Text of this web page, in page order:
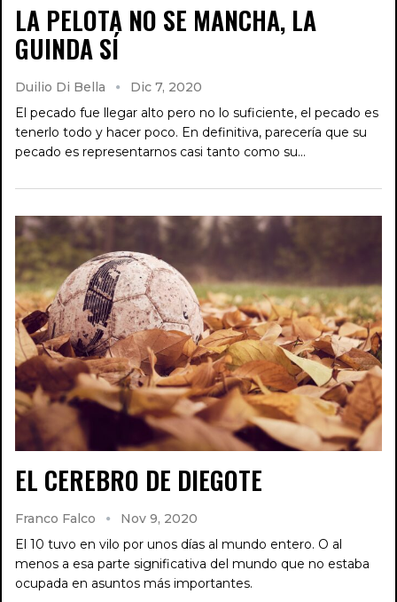
LA PELOTA NO SE MANCHA, LA
GUINDA SÍ
Duilio Di Bella
Dic 7, 2020
El pecado fue llegar alto pero no lo suficiente, el pecado es
tenerlo todo y hacer poco. En definitiva, parecería que su
pecado es representarnos casi tanto como su…
EL CEREBRO DE DIEGOTE
Franco Falco
Nov 9, 2020
El 10 tuvo en vilo por unos días al mundo entero. O al
menos a esa parte significativa del mundo que no estaba
ocupada en asuntos más importantes.